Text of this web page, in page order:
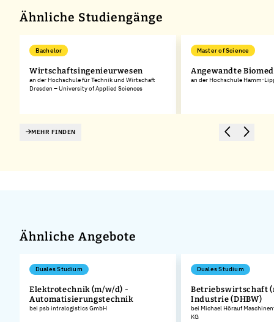
Ähnliche Studiengänge
Bachelor
Wirtschaftsingenieurwesen
an der Hochschule für Technik und Wirtschaft
Dresden – University of Applied Sciences
Master of Science
Angewandte
an der Hochschule Hamm-
MEHR FINDEN
Ähnliche Angebote
Duales Studium
Elektrotechnik (m/w/d) -
Automatisierungstechnik
bei psb intralogistics GmbH
Duales Studium
Betriebswirtschaft
Industrie (DHBW)
bei Michael Hörauf
KG